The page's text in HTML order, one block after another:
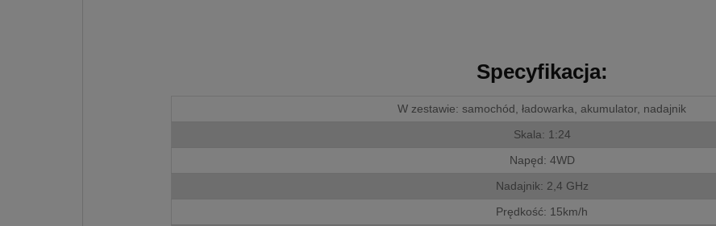
Specyfikacja:
W zestawie: samochód, ładowarka, akumulator, nadajnik
Skala: 1:24
Napęd: 4WD
Nadajnik: 2,4 GHz
Prędkość: 15km/h